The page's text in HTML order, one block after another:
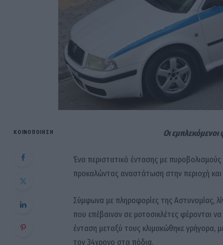
ΚΟΙΝΟΠΟΊΗΣΗ Οι
Ένα περιστατικό έντασης με
προκαλώντας αναστάτωση στην περιοχή
Σύμφωνα με πληροφορίες της Αστυνομίας,
που επέβαιναν σε μοτοσικλέτες φέρονται
ένταση μεταξύ τους κλιμακώθηκε γρήγορα,
τον 34χρονο στα πόδια.